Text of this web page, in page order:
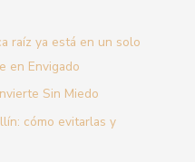
raíz ya está en un solo
en Envigado
Sin Miedo
cómo evitarlas y